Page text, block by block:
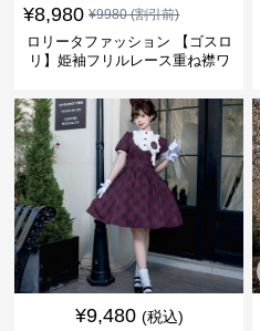
¥8,980 ¥9980(割引前)
ロリータファッション 【ゴスロ
リ】姫袖フリルレース重ね襟ワ
¥9,480 (税込)